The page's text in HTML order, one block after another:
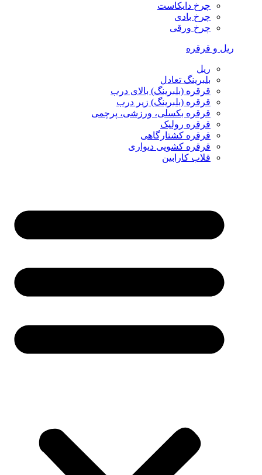
چرخ دایکاست
چرخ بادی
چرخ ورقی
ریل و قرقره
ریل
بلبرینگ تعادل
قرقره (بلبرینگ) بالای درب
قرقره (بلبرینگ) زیر درب
قرقره بکسلی، ورزشی، پرچمی
قرقره رولیک
قرقره کشتارگاهی
قرقره کشویی دیواری
قلاب کارابین